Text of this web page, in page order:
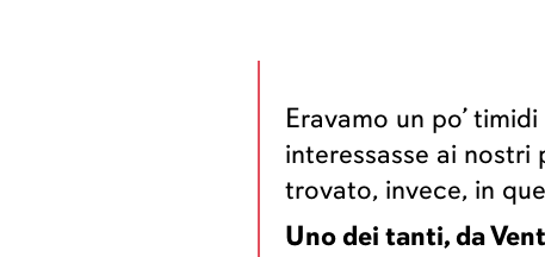
Eravamo un po’
interessasse ai
trovato, invece, in
Uno dei tanti, da